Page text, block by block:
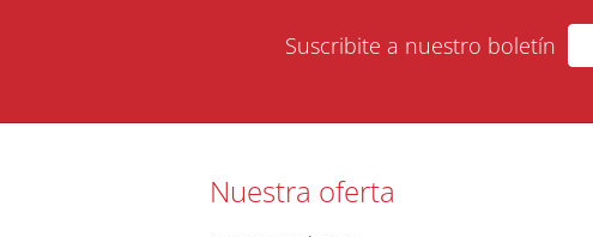
Suscribite a nuestro boletín
Nuestra oferta